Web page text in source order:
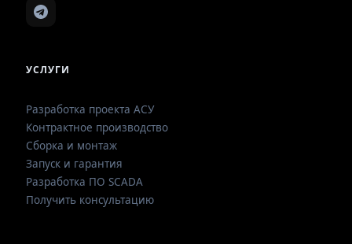
УСЛУГИ
Разработка проекта АСУ
Контрактное производство
Сборка и монтаж
Запуск и гарантия
Разработка ПО SCADA
Получить консультацию